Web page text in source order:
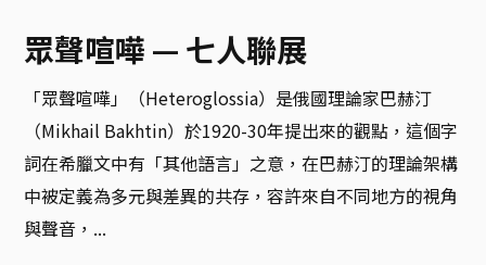
眾聲喧嘩 — 七人聯展
「眾聲喧嘩」（Heteroglossia）是俄國理論家巴赫汀
（Mikhail Bakhtin）於1920-30年提出來的觀點，這個字
詞在希臘文中有「其他語言」之意，在巴赫汀的理論架構
中被定義為多元與差異的共存，容許來自不同地方的視角
與聲音，...